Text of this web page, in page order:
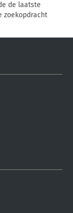
de laatste
zoekopdracht